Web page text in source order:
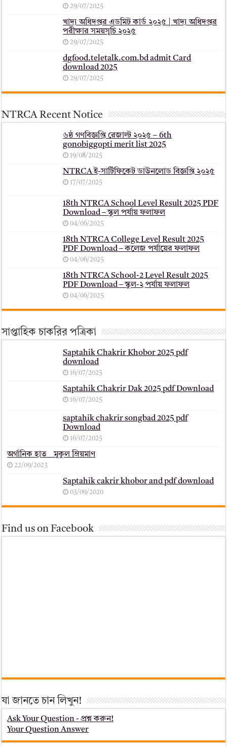
29/07/2025
খাদ্য অধিদপ্তর এডমিট কার্ড ২০২৫ | খাদ্য অধিদপ্তর
পরীক্ষার সময়সূচি ২০২৫
29/07/2025
dgfood.teletalk.com.bd admit Card
download 2025
29/07/2025
NTRCA Recent Notice
৬ষ্ঠ গণবিজ্ঞপ্তি রেজাল্ট ২০২৫ – 6th
gonobiggopti merit list 2025
19/08/2025
NTRCA ই-সার্টিফিকেট ডাউনলোড বিজ্ঞপ্তি ২০২৫
17/07/2025
18th NTRCA School Level Result 2025 PDF
Download – স্কুল পর্যায় ফলাফল
04/06/2025
18th NTRCA College Level Result 2025
PDF Download – কলেজ পর্যায়ের ফলাফল
04/06/2025
18th NTRCA School-2 Level Result 2025
PDF Download – স্কুল-২ পর্যায় ফলাফল
04/06/2025
সাপ্তাহিক চাকরির পত্রিকা
Saptahik Chakrir Khobor 2025 pdf
download
16/07/2025
Saptahik Chakrir Dak 2025 pdf Download
16/07/2025
saptahik chakrir songbad 2025 pdf
Download
16/07/2025
অর্গানিক হাত _ মুকুল ম্রিয়মাণ
22/09/2023
Saptahik cakrir khobor and pdf download
03/09/2020
Find us on Facebook
যা জানতে চান লিখুন!
Ask Your Question - প্রশ্ন করুন!
Your Question Answer